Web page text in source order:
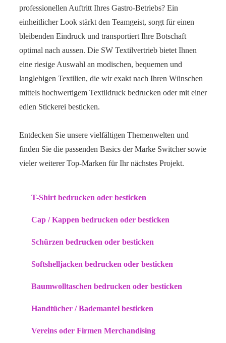
professionellen Auftritt Ihres Gastro-Betriebs? Ein
einheitlicher Look stärkt den Teamgeist, sorgt für einen
bleibenden Eindruck und transportiert Ihre Botschaft
optimal nach aussen. Die SW Textilvertrieb bietet Ihnen
eine riesige Auswahl an modischen, bequemen und
langlebigen Textilien, die wir exakt nach Ihren Wünschen
mittels hochwertigem Textildruck bedrucken oder mit einer
edlen Stickerei besticken.
Entdecken Sie unsere vielfältigen Themenwelten und
finden Sie die passenden Basics der Marke Switcher sowie
vieler weiterer Top-Marken für Ihr nächstes Projekt.
T-Shirt bedrucken oder besticken
Cap / Kappen bedrucken oder besticken
Schürzen bedrucken oder besticken
Softshelljacken bedrucken oder besticken
Baumwolltaschen bedrucken oder besticken
Handtücher / Bademantel besticken
Vereins oder Firmen Merchandising